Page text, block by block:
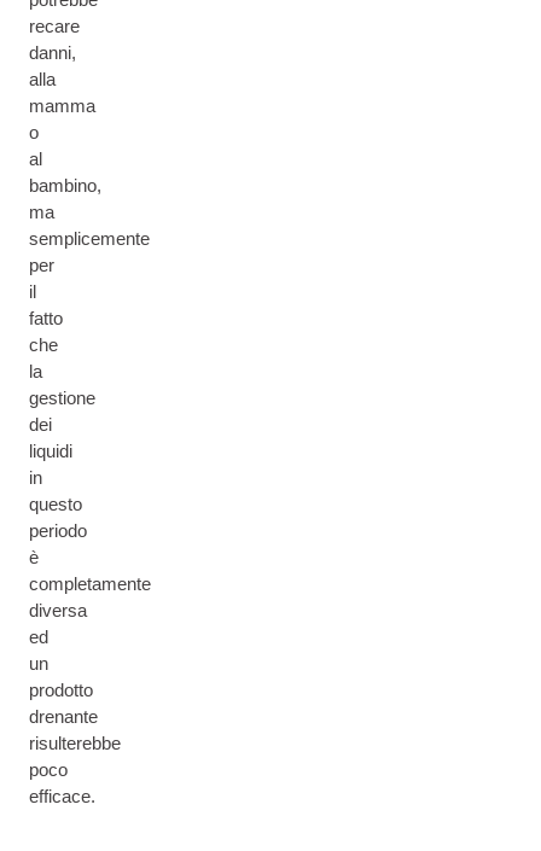
recare
danni,
alla
mamma
o
al
bambino,
ma
semplicemente
per
il
fatto
che
la
gestione
dei
liquidi
in
questo
periodo
è
completamente
diversa
ed
un
prodotto
drenante
risulterebbe
poco
efficace.